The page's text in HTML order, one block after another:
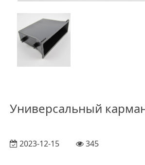
Универсальный
2023-12-15 345